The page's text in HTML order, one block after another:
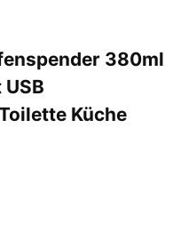
380ml
Küche